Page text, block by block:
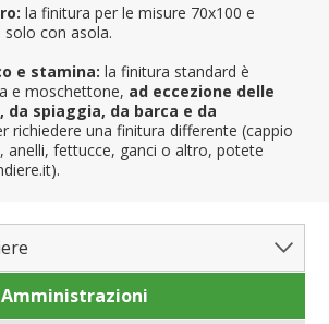
la finitura per le misure 70x100 e
solo con asola.
e stamina: la finitura standard è
e moschettone, ad eccezione delle
da spiaggia, da barca e da
richiedere una finitura differente (cappio
anelli, fettucce, ganci o altro, potete
Amministrazioni